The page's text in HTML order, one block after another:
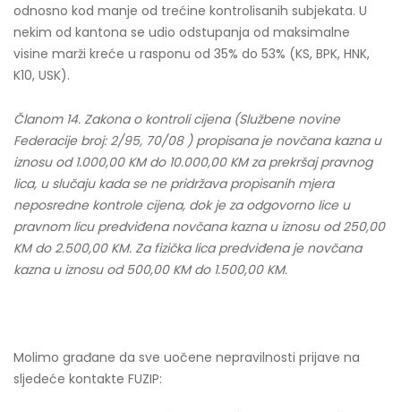
odnosno kod manje od trećine kontrolisanih subjekata. U
nekim od kantona se udio odstupanja od maksimalne
visine marži kreće u rasponu od 35% do 53% (KS, BPK, HNK,
K10, USK).
Članom 14. Zakona o kontroli cijena (Službene novine
Federacije broj: 2/95, 70/08 ) propisana je novčana kazna u
iznosu od 1.000,00 KM do 10.000,00 KM za prekršaj pravnog
lica, u slučaju kada se ne pridržava propisanih mjera
neposredne kontrole cijena, dok je za odgovorno lice u
pravnom licu predviđena novčana kazna u iznosu od 250,00
KM do 2.500,00 KM. Za fizička lica predviđena je novčana
kazna u iznosu od 500,00 KM do 1.500,00 KM.
Molimo građane da sve uočene nepravilnosti prijave na
sljedeće kontakte FUZIP: